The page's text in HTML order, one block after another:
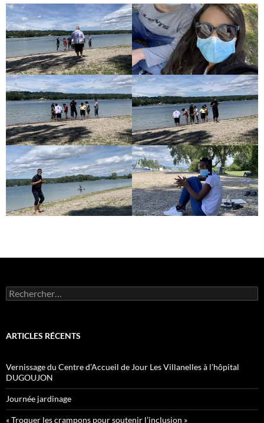
Rechercher :
ARTICLES RÉCENTS
Vernissage du Centre d’Accueil de Jour Les Villanelles à l’hôpital
DUGOUJON
Journée jardinage
« Troquer les crampons pour soutenir l’inclusion »